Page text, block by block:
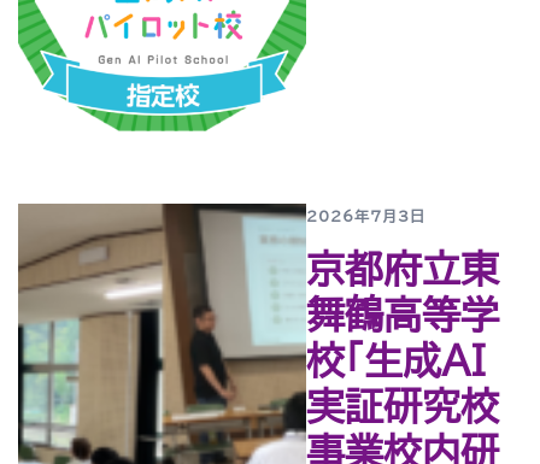
2026年7月3日
京都府立東
舞鶴高等学
校「生成AI
実証研究校
事業校内研